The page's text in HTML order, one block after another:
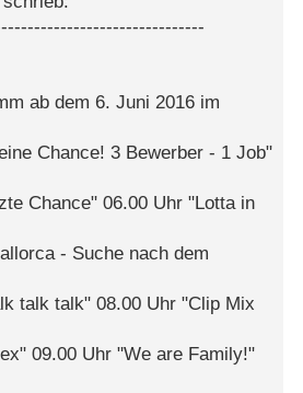
ab dem 6. Juni 2016 im
Chance! 3 Bewerber - 1 Job"
Chance" 06.00 Uhr "Lotta in
- Suche nach dem
talk talk" 08.00 Uhr "Clip Mix
09.00 Uhr "We are Family!"